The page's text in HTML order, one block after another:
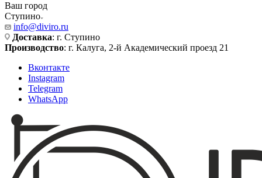
Ваш город
Ступино
info@diviro.ru
Доставка: г. Ступино
Производство: г. Калуга, 2-й Академический проезд 21
Вконтакте
Instagram
Telegram
WhatsApp